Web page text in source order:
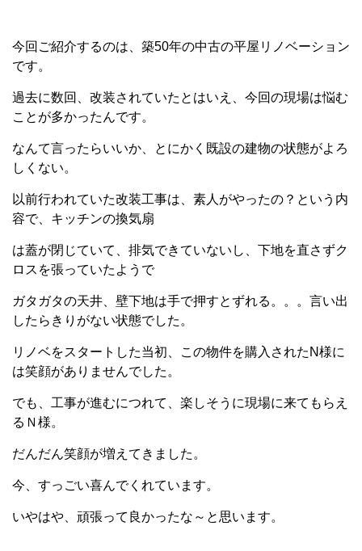
今回ご紹介するのは、築50年の中古の平屋リノベーション
です。
過去に数回、改装されていたとはいえ、今回の現場は悩む
ことが多かったんです。
なんて言ったらいいか、とにかく既設の建物の状態がよろ
しくない。
以前行われていた改装工事は、素人がやったの？という内
容で、キッチンの換気扇
は蓋が閉じていて、排気できていないし、下地を直さずク
ロスを張っていたようで
ガタガタの天井、壁下地は手で押すとずれる。。。言い出
したらきりがない状態でした。
リノベをスタートした当初、この物件を購入されたN様に
は笑顔がありませんでした。
でも、工事が進むにつれて、楽しそうに現場に来てもらえ
るＮ様。
だんだん笑顔が増えてきました。
今、すっごい喜んでくれています。
いやはや、頑張って良かったな～と思います。